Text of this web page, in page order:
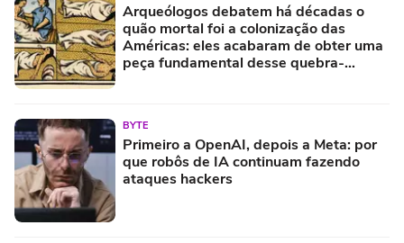
Arqueólogos debatem há décadas o
quão mortal foi a colonização das
Américas: eles acabaram de obter uma
peça fundamental desse quebra-
BYTE
Primeiro a OpenAI, depois a Meta: por
que robôs de IA continuam fazendo
ataques hackers